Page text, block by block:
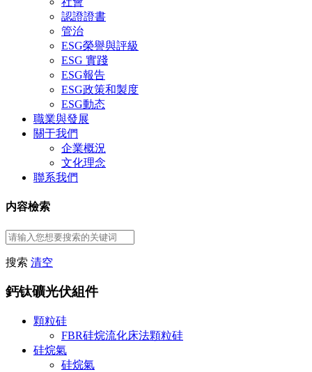
認證證書
管治
ESG榮譽與評級
ESG 實踐
ESG報告
ESG政策和製度
ESG動态
職業與發展
關于我們
企業概況
文化理念
聯系我們
内容檢索
搜索 清空
鈣钛礦光伏組件
顆粒硅
FBR硅烷流化床法顆粒硅
硅烷氣
硅烷氣